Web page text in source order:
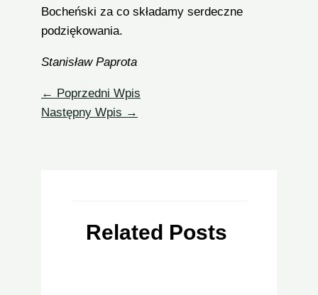
Bocheński za co składamy serdeczne
podziękowania.
Stanisław Paprota
← Poprzedni Wpis
Następny Wpis →
Related Posts